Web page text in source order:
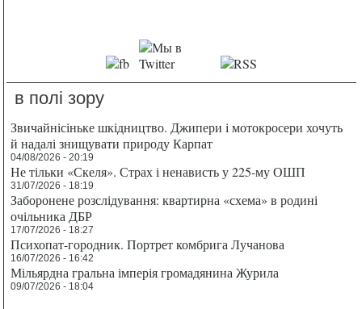
в полі зору
Звичайнісіньке шкідництво. Джипери і мотокросери хочуть
й надалі знищувати природу Карпат
04/08/2026 - 20:19
Не тільки «Скеля». Страх і ненависть у 225-му ОШП
31/07/2026 - 18:19
Заборонене розслідування: квартирна «схема» в родині
очільника ДБР
17/07/2026 - 18:27
Психопат-городник. Портрет комбрига Лучанова
16/07/2026 - 16:42
Мільярдна гральна імперія громадянина Журила
09/07/2026 - 18:04